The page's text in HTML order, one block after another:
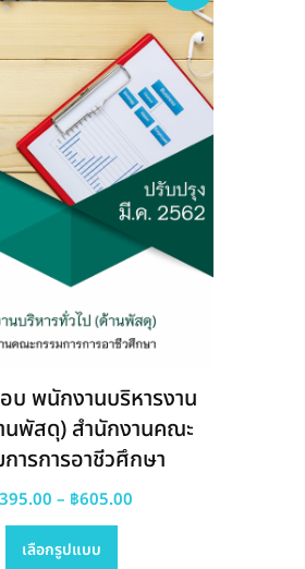
may
be
chosen
on
the
product
page
บ พนักงานบริหารงาน
นพัสดุ) สำนักงานคณะ
ารการอาชีวศึกษา
395.00 – ฿605.00
เลือกรูปแบบ
This